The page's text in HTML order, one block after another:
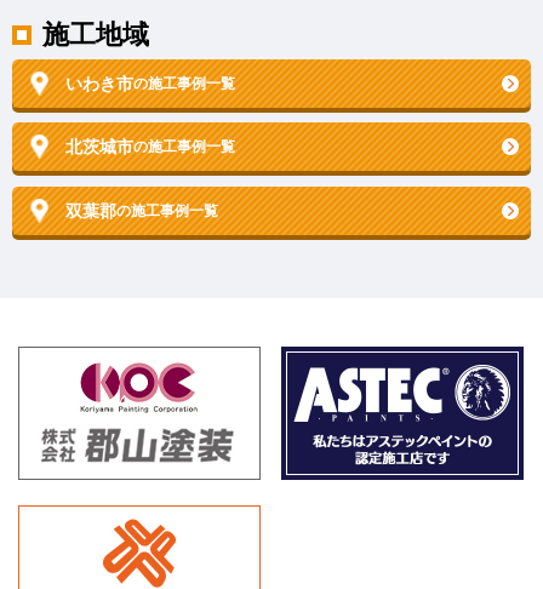
施工地域
いわき市の施工事例一覧
北茨城市の施工事例一覧
双葉郡の施工事例一覧